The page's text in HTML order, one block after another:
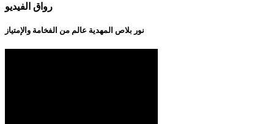
رواق الفيديو
نور بلاص المهدية عالم من الفخامة والإمتياز